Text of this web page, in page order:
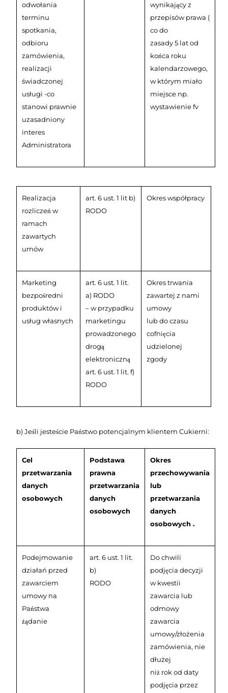
odwołania
terminu
spotkania,
odbioru
zamówienia,
realizacji
świadczonej
usługi -co
stanowi prawnie
uzasadniony
interes
Administratora
wynikający z
przepisów prawa (
co do
zasady 5 lat od
końca roku
kalendarzowego,
w którym miało
miejsce np.
wystawienie fv
Realizacja
rozliczeń w
ramach
zawartych
umów
art. 6 ust. 1 lit b)
RODO
Okres współpracy
Marketing
bezpośredni
produktów i
usług własnych
art. 6 ust. 1 lit.
a) RODO
– w przypadku
marketingu
prowadzonego
drogą
elektroniczną
art. 6 ust. 1 lit. f)
RODO
Okres trwania
zawartej z nami
umowy
lub do czasu
cofnięcia
udzielonej
zgody
b) Jeśli jesteście Państwo potencjalnym klientem Cukierni:
Cel
przetwarzania
danych
osobowych
Podstawa
prawna
przetwarzania
danych
osobowych
Okres
przechowywania
lub
przetwarzania
danych
osobowych .
Podejmowanie
działań przed
zawarciem
umowy na
Państwa
żądanie
art. 6 ust. 1 lit.
b)
RODO
Do chwili
podjęcia decyzji
w kwestii
zawarcia lub
odmowy
zawarcia
umowy/złożenia
zamówienia, nie
dłużej
niż rok od daty
podjęcia przez